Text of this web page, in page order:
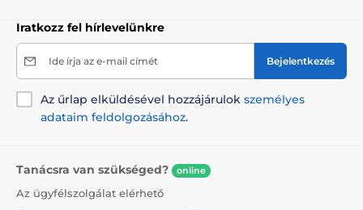
A termék hátrányai:
Peek-a-Bird játék
Tartalék toll
Iratkozz fel hírlevelünkre
Ide írja az e-mail címét Bejelentkezés
Az űrlap elküldésével hozzájárulok személyes
adataim feldolgozásához.
Tanácsra van szükséged? online
Az ügyfélszolgálat elérhető